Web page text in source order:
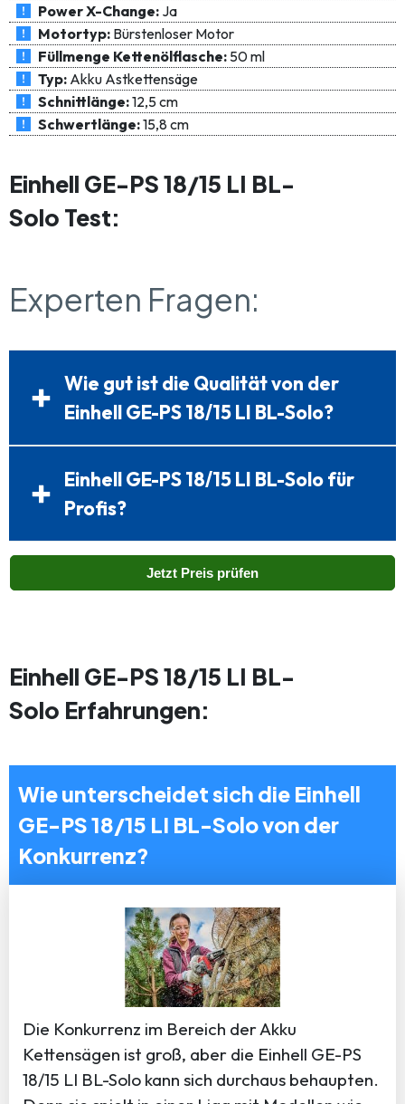
Power X-Change: Ja
Motortyp: Bürstenloser Motor
Füllmenge Kettenölflasche: 50 ml
Typ: Akku Astkettensäge
Schnittlänge:12,5 cm
Schwertlänge:15,8 cm
Einhell GE-PS 18/15 LI BL-
Solo Test:
Experten Fragen:
Wie gut ist die Qualität von der
Einhell GE-PS 18/15 LI BL-Solo?
Einhell GE-PS 18/15 LI BL-Solo für
Profis?
Jetzt Preis prüfen
Einhell GE-PS 18/15 LI BL-
Solo Erfahrungen:
Wie unterscheidet sich die Einhell
GE-PS 18/15 LI BL-Solo von der
Konkurrenz?
Die Konkurrenz im Bereich der Akku
Kettensägen ist groß, aber die Einhell GE-PS
18/15 LI BL-Solo kann sich durchaus behaupten.